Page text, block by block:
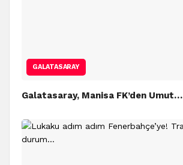
GALATASARAY
Galatasaray, Manisa FK’den Umut…